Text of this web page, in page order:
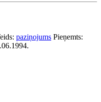
paziņojums Pieņemts: